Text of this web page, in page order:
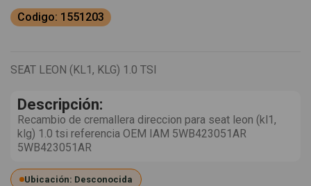
Codigo: 1551203
SEAT LEON (KL1, KLG) 1.0 TSI
Descripción:
Recambio de cremallera direccion para seat leon (kl1,
klg) 1.0 tsi referencia OEM IAM 5WB423051AR
5WB423051AR
Ubicación: Desconocida